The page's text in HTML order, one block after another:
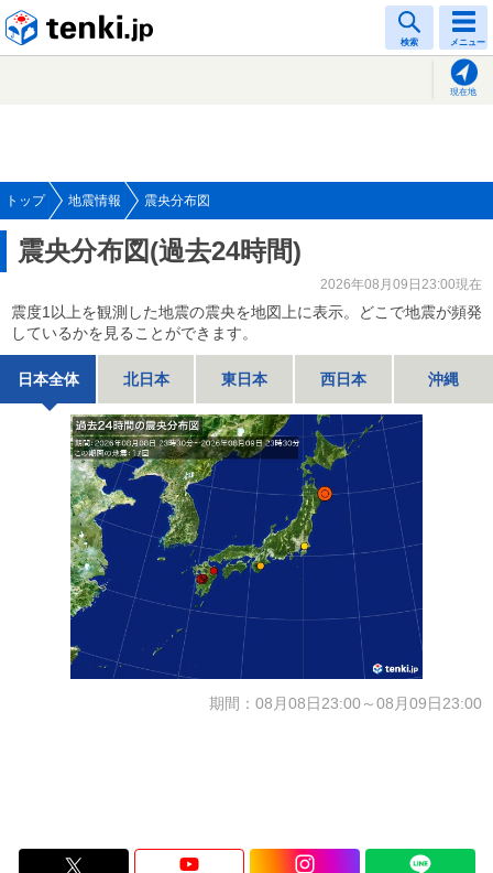
検索 メニュー
現在地
トップ 地震情報 震央分布図
震央分布図(過去24時間)
2026年08月09日23:00現在
震度1以上を観測した地震の震央を地図上に表示。どこで地震が頻発
しているかを見ることができます。
日本全体 北日本 東日本 西日本 沖縄
期間：08月08日23:00～08月09日23:00